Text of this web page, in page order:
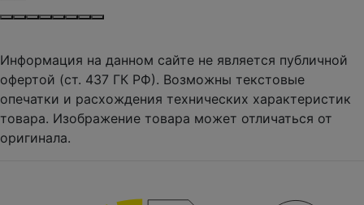
Информация на данном сайте не является публичной
офертой (ст. 437 ГК РФ). Возможны текстовые
опечатки и расхождения технических характеристик
товара. Изображение товара может отличаться от
оригинала.